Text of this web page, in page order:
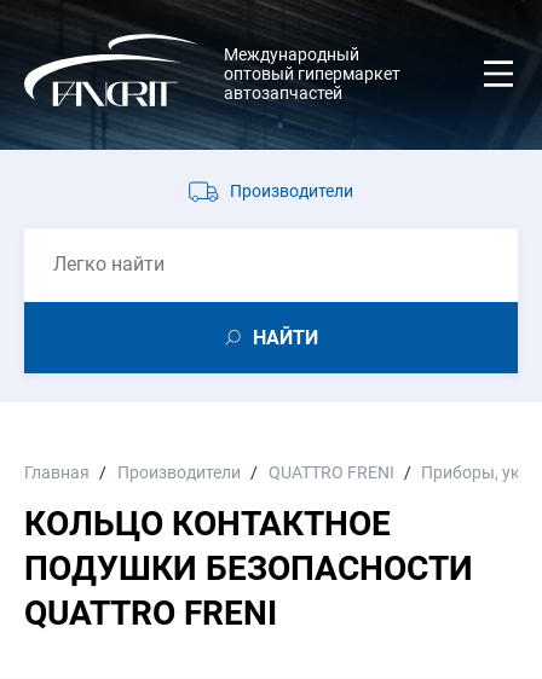
Международный
оптовый гипермаркет
автозапчастей
Производители
НАЙТИ
Главная Производители QUATTRO FRENI Приборы,
КОЛЬЦО КОНТАКТНОЕ
ПОДУШКИ БЕЗОПАСНОСТИ
QUATTRO FRENI